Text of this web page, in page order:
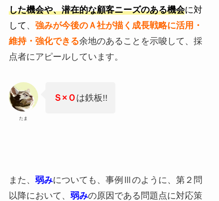
した機会や、潜在的な顧客ニーズのある機会に対
して 、 強みが今後のＡ社が描く成長戦略に活用・
維持・強化できる余地のあることを示唆して、採
点者にアピールしています。
たま
Ｓ×Ｏ は鉄板!!
また、 弱みについても、事例Ⅲのように、第２問
以降において、 弱みの原因である問題点に対応策